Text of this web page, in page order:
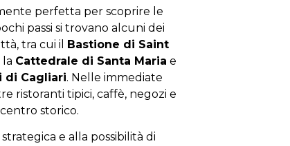
perfetta per scoprire le
passi si trovano alcuni dei
tra cui il Bastione di Saint
la Cattedrale di Santa Maria e
di Cagliari. Nelle immediate
ristoranti tipici, caffè, negozi e
storico.
e alla possibilità di